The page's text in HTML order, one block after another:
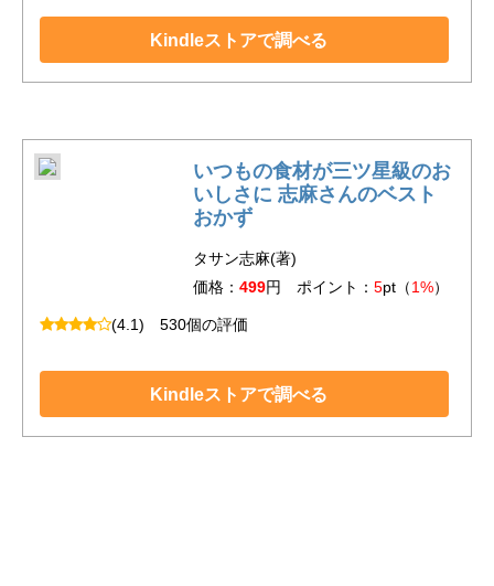
Kindleストアで調べる
いつもの食材が三ツ星級のお
いしさに 志麻さんのベスト
おかず
タサン志麻(著)
価格： 499円 ポイント： 5pt（1%）
(4.1) 530個の評価
Kindleストアで調べる